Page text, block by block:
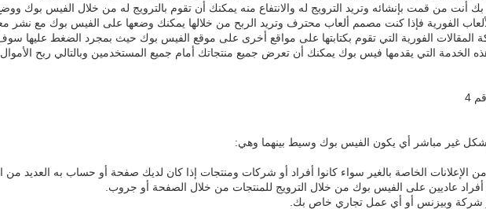
أنت من قمت بإنشائه وتريد الترويج له والانتفاع منه يمكنك أن تقوم بالترويج له من خلال الفيس بوك ووضع
الفورية فإذا كنت مصمم ألعاب محترف وتريد الربح من خلالها يمكنك وضعها على الفيس بوك مع نشر
المقالات الفورية التي تقوم بكتابتها على مواقع أخرى على موقع الفيس بوك حيث بمجرد الضغط عليها
4
غير مباشر أي يكون الفيس بوك وسيط بينهما وهي:
الخاصة بالغير سواء كانوا أفراد أو شركات ومنتجات إذا كان لديك صفحة أو حساب به العديد من
عاديين على الفيس بوك من خلال الترويج للمنتجات من خلال الصفحة أو جروب.
شركة وبيزنس أو أي عمل تجاري خاص بك.